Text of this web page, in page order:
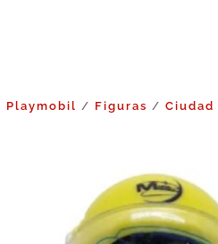
Playmobil / Figuras /Ciudad